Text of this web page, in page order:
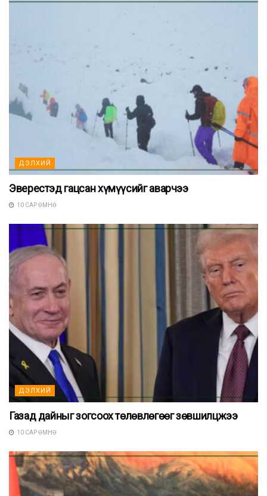
ДЭЛХИЙ
Эверестэд гацсан хүмүүсийг аварчээ
10 САР ӨМНӨ
ДЭЛХИЙ
Газад дайныг зогсоох төлөвлөгөөг зөвшилцжээ
10 САР ӨМНӨ